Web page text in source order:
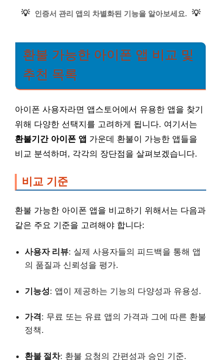
💡 인증서 관리 앱의 차별화된 기능을 알아보세요. 💡
환불 가능한 아이폰 앱 비교 및
추천 목록
아이폰 사용자라면 앱스토어에서 유용한 앱을 찾기
위해 다양한 선택지를 고려하게 됩니다. 여기서는
환불기간 아이폰 앱 가운데 환불이 가능한 앱들을
비교 분석하며, 각각의 장단점을 살펴보겠습니다.
비교 기준
환불 가능한 아이폰 앱을 비교하기 위해서는 다음과
같은 주요 기준을 고려해야 합니다:
사용자 리뷰: 실제 사용자들의 피드백을 통해 앱
의 품질과 신뢰성을 평가.
기능성: 앱이 제공하는 기능의 다양성과 유용성.
가격: 무료 또는 유료 앱의 가격과 그에 따른 환불
정책.
환불 절차: 환불 요청의 간편성과 승인 기준.